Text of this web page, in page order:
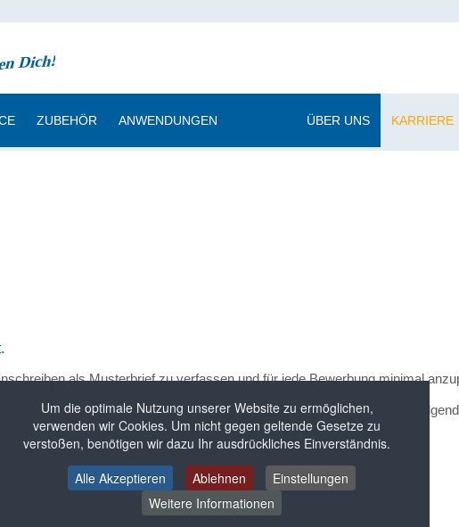
ZUBEHÖR ANWENDUNGEN ÜBER UNS KARRIERE
als Musterbrief zu verfassen und für jede Bewerbung minimal
Sie uns stattdessen einenLetter of Motivationin dem Sie die
Um die optimale Nutzung unserer Website zu ermöglichen,
verwenden wir Cookies. Um nicht gegen geltende Gesetze zu
verstoßen, benötigen wir dazu Ihr ausdrückliches Einverständnis.
Alle Akzeptieren
Ablehnen
Einstellungen
Weitere Informationen